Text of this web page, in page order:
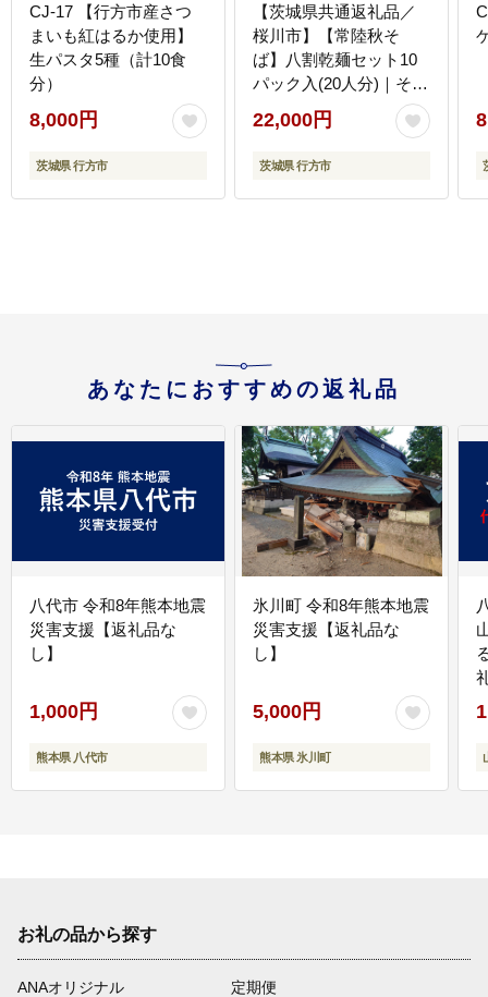
CJ-17 【行方市産さつ
まいも紅はるか使用】
生パスタ5種（計10食
分）
8,000円
茨城県 行方市
【茨城県共通返礼品／
桜川市】【常陸秋そ
ば】八割乾麺セット10
パック入(20人分)｜そば
乾麺 常陸秋そば 茨城県
共通返礼品 桜川市 年越
しそば 茨城県 行方市
22,000円
茨城県 行方市
あなたにおすすめの返礼品
八代市 令和8年熊本地震
災害支援【返礼品な
し】
1,000円
熊本県 八代市
氷川町 令和8年熊本地震
災害支援【返礼品な
し】
5,000円
熊本県 氷川町
お礼の品から探す
ANAオリジナル
定期便